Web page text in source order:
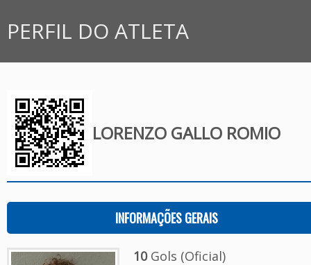
PERFIL DO ATLETA
LORENZO GALLO ROMIO
INFORMAÇÕES GERAIS
10Gols (Oficial)